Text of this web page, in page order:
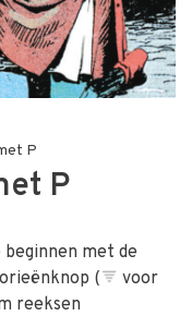
P
P
beginnen met de
(
voor
reeksen